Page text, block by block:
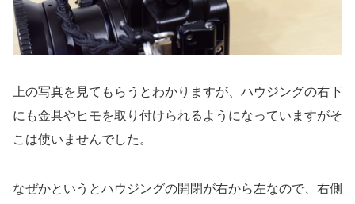
上の写真を見てもらうとわかりますが、ハウジングの右下
にも金具やヒモを取り付けられるようになっていますがそ
こは使いませんでした。
なぜかというとハウジングの開閉が右から左なので、右側